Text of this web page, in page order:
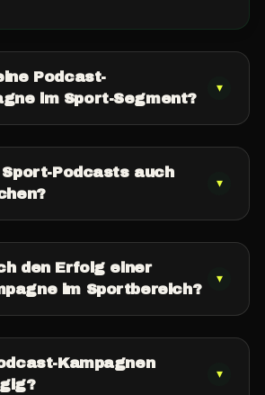
Podcast-
im Sport-Segment?
▾
Podcasts auch
▾
den Erfolg einer
im Sportbereich?
▾
Kampagnen
▾